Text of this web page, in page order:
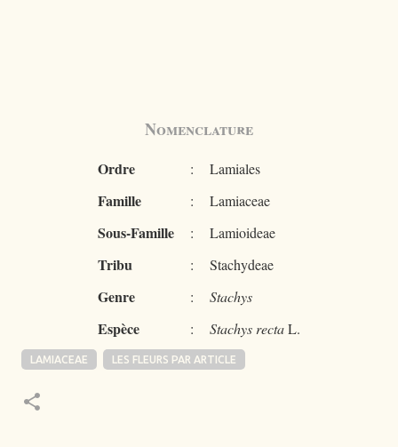
Nomenclature
Ordre : Lamiales
Famille : Lamiaceae
Sous-Famille : Lamioideae
Tribu : Stachydeae
Genre : Stachys
Espèce : Stachys rectaL.
LAMIACEAE LES FLEURS PAR ARTICLE